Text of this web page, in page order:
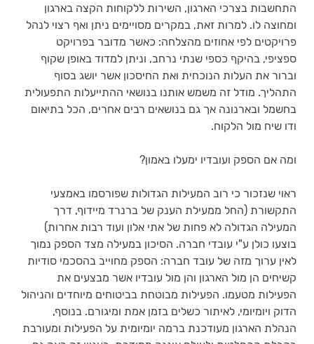
התחשבות בצרכי הארגון, השירות ללקוחות הקצה בארגון
ומחוצה לו. למרות זאת, במקרים מסויימים ניתן ואף רצוי לנהל
פרויקטים לפי אחוזים מהצלחה: כאשר מדובר בפרויקט
ספציפי, בהיקף כספי שנתי נרחב, וניתן למדוד באופן שקוף
וברור את העלות הנוכחית ואת החיסכון אשר יושג בסוף
התהליך. מודל זה משמש אותנו בנושאי ההתייעלות התפעולית
בחשמל ובארנונה אך גם בנושאים רבים אחרים, הכל בתיאום
ודו שיח מול הלקוח.
ומה אם הספק ועובדיו ימעלו באמון?
ראוי שנזכור כי רוב המעילות הגדולות שפורסמו באמצעי
התקשורת (החל ממעילת הענק של ברנרד מיידוף, דרך
המעילה הגדולה לא פחות של אתי אלון ועוד רבות אחרות)
בוצעו כולן ע"י עובדי חברה. הסיכון במעילה מצד הספק נמוך
לאין ערוך מזה של עובד חברה: הספק מחוייב בהסכמי סודיות
קשיחים הן מול הארגון והן מול עובדיו אשר מבצעים את
הפעילות מטעמו. הפעילות מבוטחת בביטוחים מיוחדים והניהול
הדוק ויומיומי, לאיתור כשלים בזמן אמת ומיגורם. בנוסף,
הנהלת הארגון מעודכנת ברמה יומיומית על הפעילות ומעורבת